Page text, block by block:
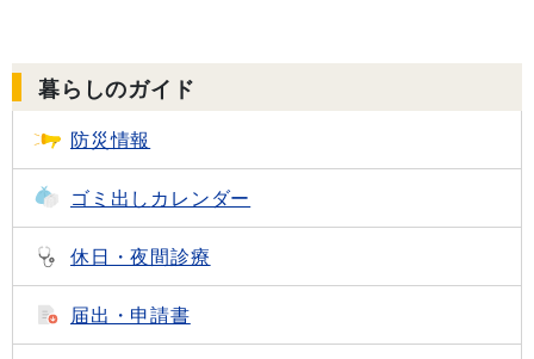
暮らしのガイド
防災情報
ゴミ出し カレンダー
休日・夜間診療
届出・申請書